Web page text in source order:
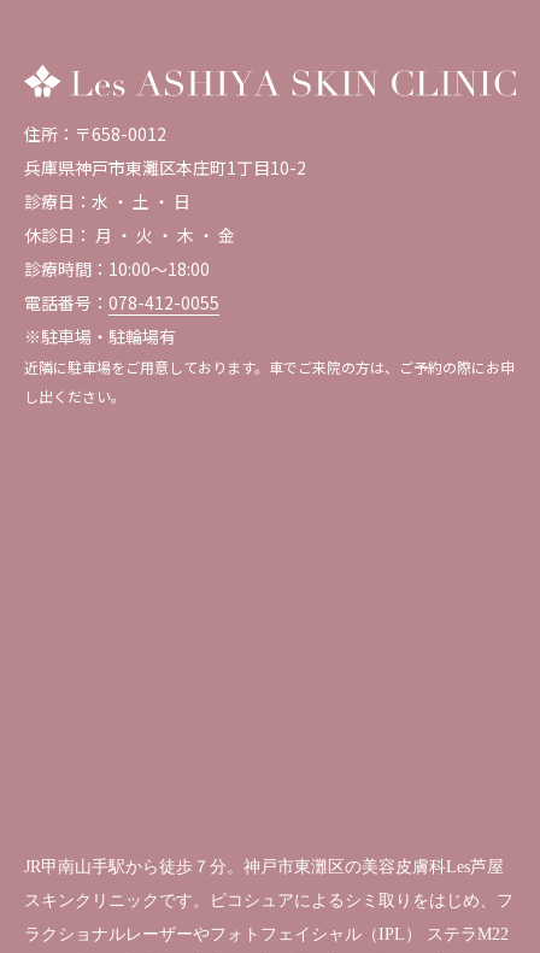
JR甲南山手駅から徒歩７分。神戸市東灘区の美容皮膚科Les芦屋
スキンクリニックです。ピコシュアによるシミ取りをはじめ、フ
ラクショナルレーザーやフォトフェイシャル（IPL） ステラM22
住所：〒658-0012
兵庫県神戸市東灘区本庄町1丁目10-2
診療日：水 ・ 土 ・ 日
休診日： 月 ・ 火 ・ 木 ・ 金
診療時間：10:00～18:00
電話番号： 078-412-0055
※駐車場・駐輪場有
近隣に駐車場をご用意しております。車でご来院の方は、ご予約の際にお申
し出ください。